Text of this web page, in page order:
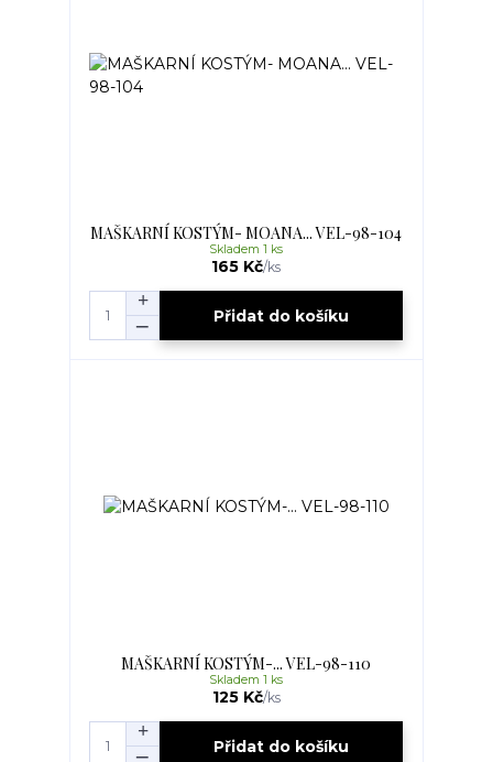
MAŠKARNÍ KOSTÝM- MOANA... VEL-98-104
165 Kč/ks
Skladem 1 ks
Přidat do košíku
MAŠKARNÍ KOSTÝM-... VEL-98-110
125 Kč/ks
Skladem 1 ks
Přidat do košíku